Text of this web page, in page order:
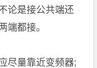
论是接公共端还
端都接。
量靠近变频器;